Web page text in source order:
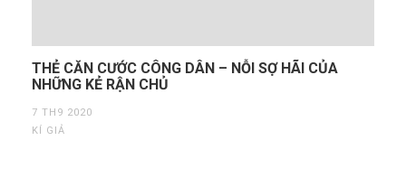
THẺ CĂN CƯỚC CÔNG DÂN – NỖI SỢ HÃI CỦA
NHỮNG KẺ RẬN CHỦ
7 TH9 2020
KÍ GIẢ